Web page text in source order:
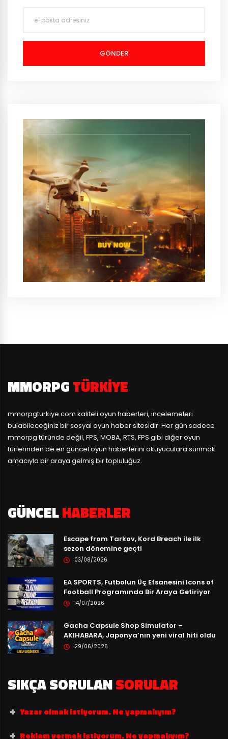
MMORPGTÜRKIYE
mmorpgturkiye.com kaliteli oyun haberleri, incelemeleri
bulabileceğiniz bir sosyal oyun haber sitesidir. Her gün sadece
mmorpg türünde değil, FPS, MOBA, RTS, FPS gibi diğer oyun
türlerinden de en güncel oyun haberlerini okuyuculara sunmak
amacıyla bir araya gelmiş bir topluluğuz.
GÜNCELHABERLER
Escape from Tarkov, Kord Breach ile ilk
sezon dönemine geçti
03/08/2026
EA SPORTS, Futbolun Üç Efsanesini Icons of
Football Programında Bir Araya Getiriyor
14/07/2026
Gacha Capsule Shop Simulator –
AKIHABARA, Japonya’nın yeni viral hiti oldu
29/06/2026
SIKÇA SORULANSORULAR
Yazar olmak istiyorum. Ne yapmalıyım?
Reklam vermek istiyorum. Ne yapmalıyım?